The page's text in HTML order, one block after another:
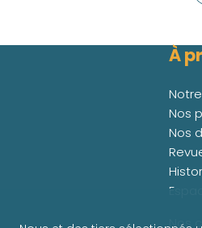
À
Nos
Nos
Nos